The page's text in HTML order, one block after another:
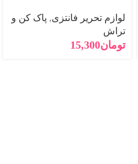
لوازم تحریر فانتزی, پاک کن و
تراش
تومان15,300